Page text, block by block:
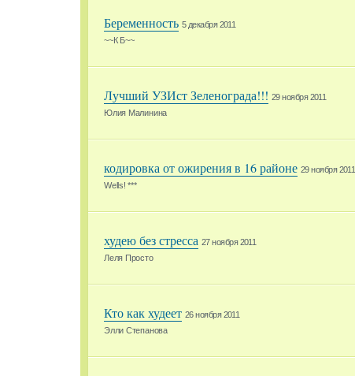
Беременность 5 декабря 2011
~~К Б~~
Лучший УЗИст Зеленограда!!! 29 ноября 2011
Юлия Малинина
кодировка от ожирения в 16 районе 29 ноября 2011
Wells! ***
худею без стресса 27 ноября 2011
Леля Просто
Кто как худеет 26 ноября 2011
Элли Степанова